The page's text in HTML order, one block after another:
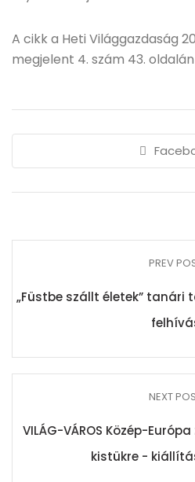
A cikk a Heti Világgazdaság
megjelent 4. szám 43.
PREV
„Füstbe szállt életek” tanári
NEXT
VILÁG-VÁROS Közép-
kistükre -